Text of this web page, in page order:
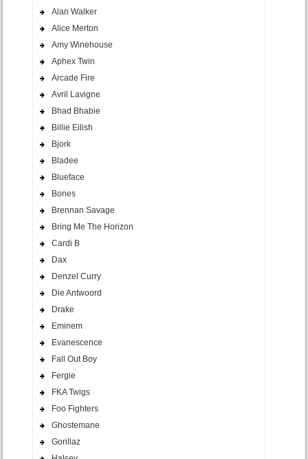
Alan Walker
Alice Merton
Amy Winehouse
Aphex Twin
Arcade Fire
Avril Lavigne
Bhad Bhabie
Billie Eilish
Bjork
Bladee
Blueface
Bones
Brennan Savage
Bring Me The Horizon
Cardi B
Dax
Denzel Curry
Die Antwoord
Drake
Eminem
Evanescence
Fall Out Boy
Fergie
FKA Twigs
Foo Fighters
Ghostemane
Gorillaz